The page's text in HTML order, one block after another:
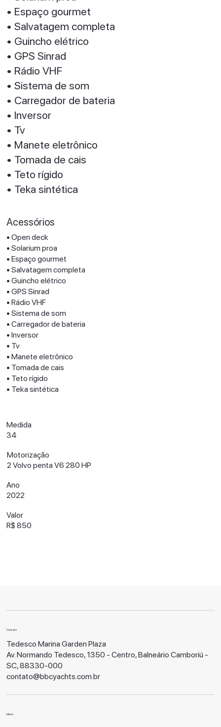
• ⁠Espaço gourmet
• ⁠Salvatagem completa
• Guincho elétrico
• GPS Sinrad
• Rádio VHF
• Sistema de som
• Carregador de bateria
• ⁠Inversor
• ⁠Tv
• ⁠Manete eletrônico
• ⁠Tomada de cais
• Teto rígido
• Teka sintética
Acessórios
• Open deck
• ⁠Solarium proa
• ⁠Espaço gourmet
• ⁠Salvatagem completa
• Guincho elétrico
• GPS Sinrad
• Rádio VHF
• Sistema de som
• Carregador de bateria
• ⁠Inversor
• ⁠Tv
• ⁠Manete eletrônico
• ⁠Tomada de cais
• Teto rígido
• Teka sintética
Medida
34
Motorização
2 Volvo penta V6 280 HP
Ano
2022
Valor
R$ 850
Contato
Tedesco Marina Garden Plaza
Av. Normando Tedesco, 1350 - Centro, Balneário Camboriú -
SC, 88330-000
contato@bbcyachts.com.br
Menu